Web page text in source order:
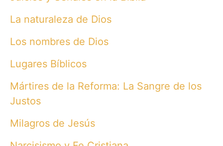
La naturaleza de Dios
Los nombres de Dios
Lugares Bíblicos
Mártires de la Reforma: La Sangre de los
Justos
Milagros de Jesús